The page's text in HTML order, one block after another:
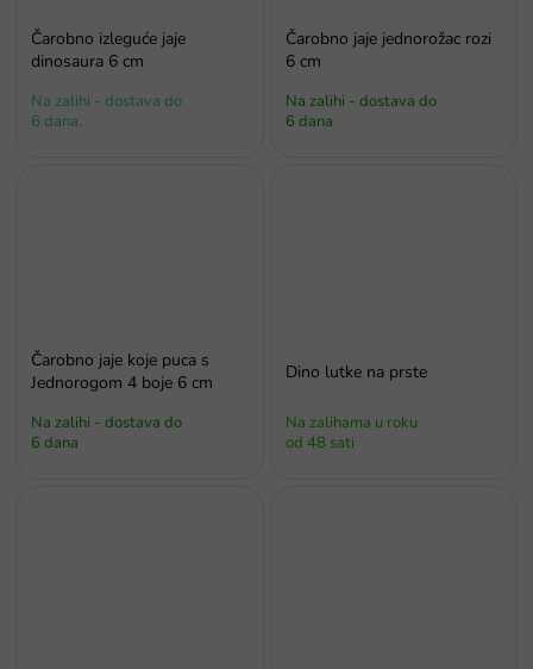
Čarobno izleguće jaje
dinosaura 6 cm
Na zalihi - dostava do
6 dana.
Čarobno jaje jednorožac rozi
6 cm
Na zalihi - dostava do
6 dana
Čarobno jaje koje puca s
Jednorogom 4 boje 6 cm
Na zalihi - dostava do
6 dana
Dino lutke na prste
Na zalihama u roku
od 48 sati